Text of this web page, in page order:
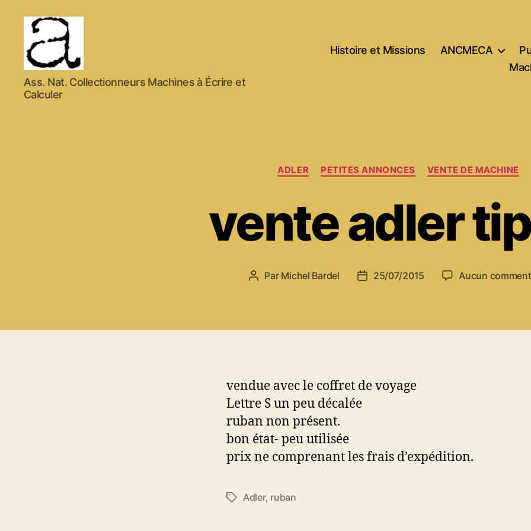
ANCMECA
Ass. Nat. Collectionneurs Machines à Écrire et
Calculer
Histoire et Missions ANCMECA
Catégories
ADLER PETITES ANNONCES VENTE DE MACHINE
vente adler
Auteur
Par Michel Bardel
Date25/07/2015 Aucun
vendue avec le coffret de voyage
Lettre S un peu décalée
ruban non présent.
bon état- peu utilisée
prix ne comprenant les frais d’expédition.
Étiquettes
Adler, ruban